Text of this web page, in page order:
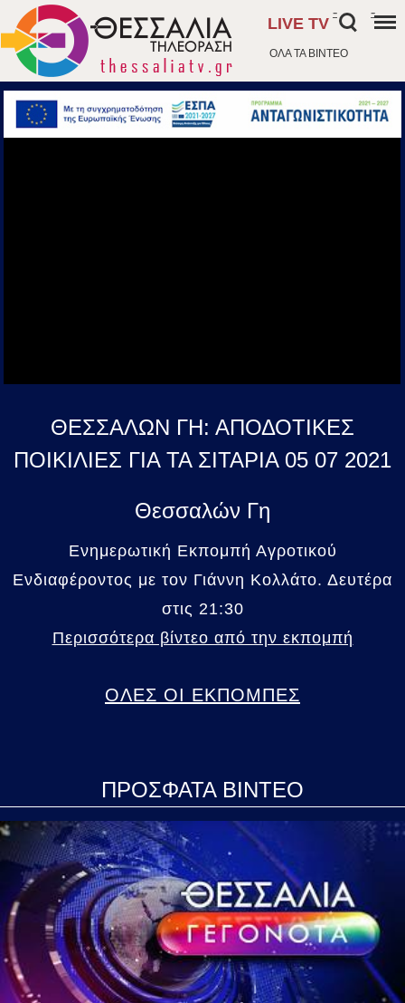
ΟΛΑ ΤΑ ΒΙΝΤΕΟ
LIVE TV
- -
ΘΕΣΣΑΛΩΝ ΓΗ: ΑΠΟΔΟΤΙΚΕΣ
ΠΟΙΚΙΛΙΕΣ ΓΙΑ ΤΑ ΣΙΤΑΡΙΑ 05 07 2021
Θεσσαλών Γη
Ενημερωτική Εκπομπή Αγροτικού
Ενδιαφέροντος με τον Γιάννη Κολλάτο. Δευτέρα
στις 21:30
Περισσότερα βίντεο από την εκπομπή
ΟΛΕΣ ΟΙ ΕΚΠΟΜΠΕΣ
ΠΡΟΣΦΑΤΑ ΒΙΝΤΕΟ